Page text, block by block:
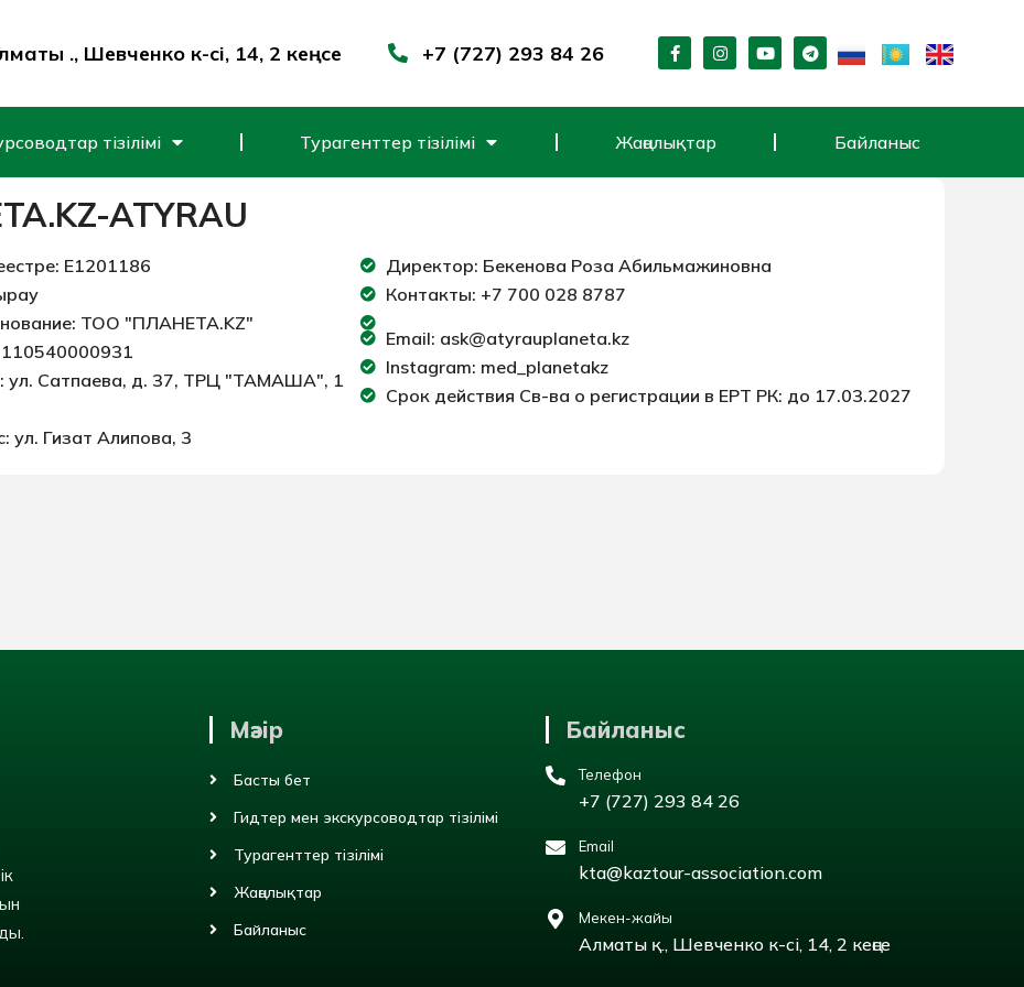
қ., Шевченко к-сі, 14, 2 кеңсе +7 (727) 293 84 26 F
a
b
o
-
I
n
a
m
Y
o
u
T
e
g
тізілімі Турагенттер тізілімі Жаңалықтар Байланыс
ATYRAU
E1201186
ТОО "ПЛАНЕТА.KZ"
ул. Сатпаева, д. 37, ТРЦ "ТАМАША", 1
ул. Гизат Алипова, 3
Директор: Бекенова Роза Абильмажиновна
Контакты: +7 700 028 8787
Email: ask@atyrauplaneta.kz
Instagram: med_planetakz
Срок действия Св-ва о регистрации в ЕРТ РК: до 17.03.2027
Мәзір
Басты бет
Гидтер мен экскурсоводтар тізілімі
Турагенттер тізілімі
Жаңалықтар
Байланыс
Байланыс
Телефон
+7 (727) 293 84 26
Email
kta@kaztour-association.com
Мекен-жайы
Алматы қ., Шевченко к-сі, 14, 2 кеңсе